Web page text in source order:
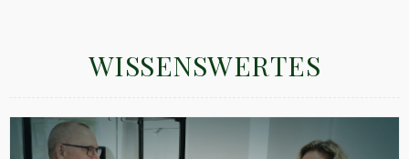
WISSENSWERTES